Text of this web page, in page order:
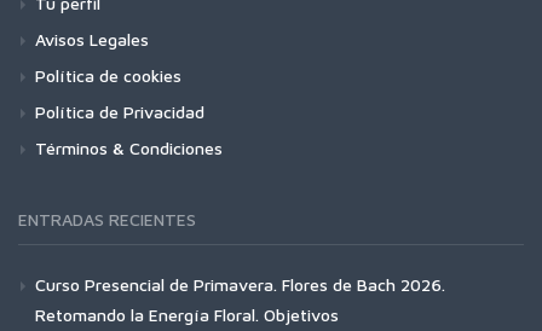
Avisos Legales
Política de cookies
Política de Privacidad
Términos & Condiciones
ENTRADAS RECIENTES
Curso Presencial de Primavera. Flores de Bach 2026.
Retomando la Energía Floral. Objetivos